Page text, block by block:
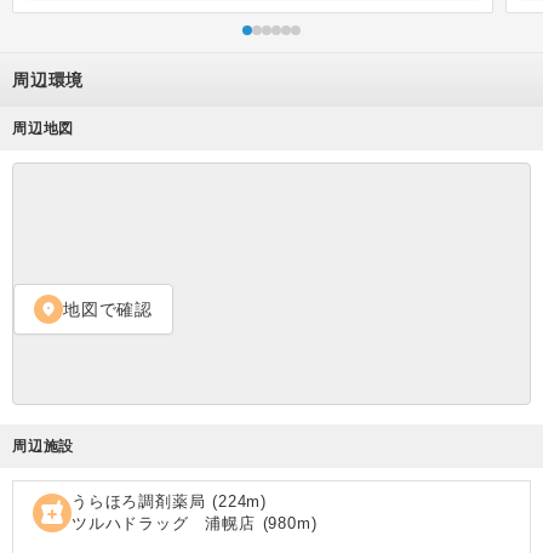
周辺環境
周辺地図
location_on 地図で確認
周辺施設
local_pharmacy うらほろ調剤薬局 (224m)
ツルハドラッグ 浦幌店 (980m)